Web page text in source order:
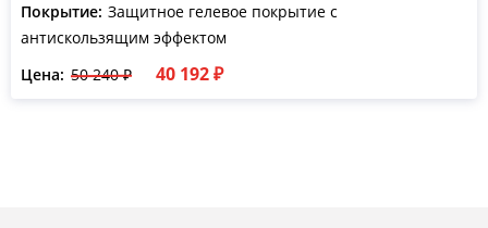
Покрытие: Защитное гелевое покрытие с
антискользящим эффектом
Цена: 50 240 ₽ 40 192 ₽